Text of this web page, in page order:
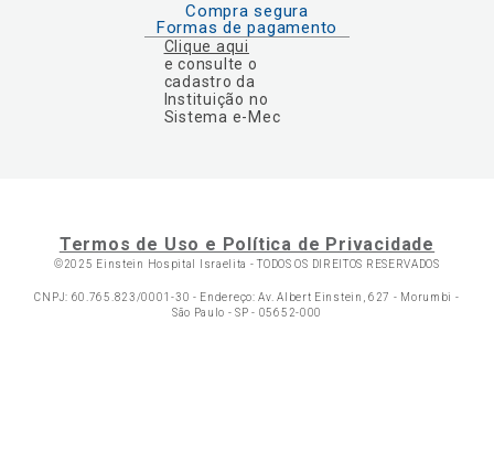
Compra segura
Formas de pagamento
Clique aqui
e consulte o
cadastro da
Instituição no
Sistema e-Mec
Termos de Uso e Política de Privacidade
©2025 Einstein Hospital Israelita -TODOS OS DIREITOS RESERVADOS
CNPJ: 60.765.823/0001-30 - Endereço: Av. Albert Einstein, 627 - Morumbi -
São Paulo - SP - 05652-000